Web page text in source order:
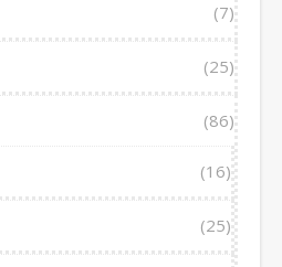
(7)
(25)
(86)
(16)
(25)